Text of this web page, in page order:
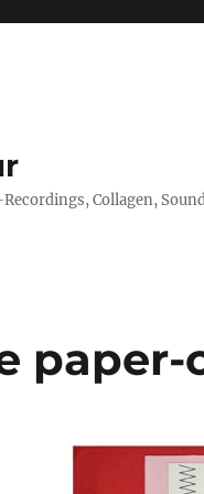
Collagen,
paper-